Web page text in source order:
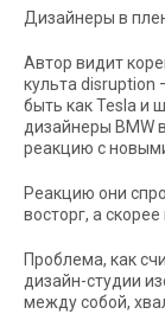
Дизайнеры в
Автор видит
культа disruption
быть как Tesla и
дизайнеры BMW
реакцию с
Реакцию они
восторг, а
Проблема, как
дизайн-студии
между собой,